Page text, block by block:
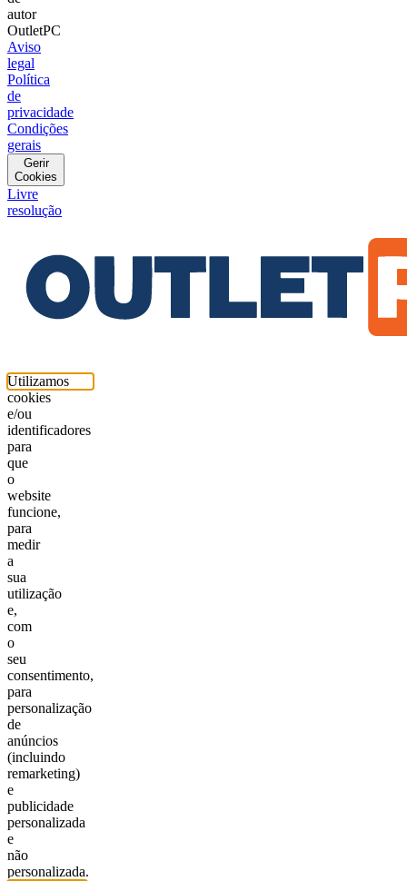
autor
OutletPC
Aviso
legal
Política
de
privacidade
Condições
gerais
Gerir
Cookies
Livre
resolução
Utilizamos
cookies
e/ou
identificadores
para
que
o
website
funcione,
para
medir
a
sua
utilização
e,
com
o
seu
consentimento,
para
personalização
de
anúncios
(incluindo
remarketing)
e
publicidade
personalizada
e
não
personalizada.